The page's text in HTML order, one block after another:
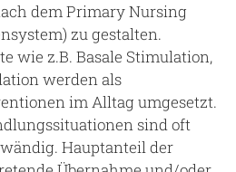
Anreise
dem Primary Nursing
zu gestalten.
wie z.B. Basale Stimulation,
werden als
im Alltag umgesetzt.
sind oft
Hauptanteil der